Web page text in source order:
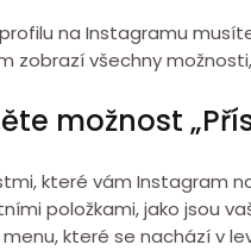
na Instagramu
zobrazí všechny
možnost
které vám Instagram
položkami, jako jsou
které se nachází v